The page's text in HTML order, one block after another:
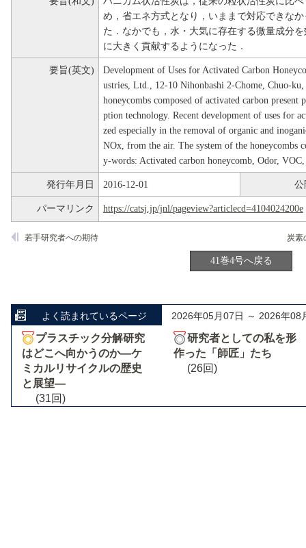
め，省エネ方式となり，いままで対応できな
た．なかでも，水・大気に存在する微量成分
に大きく貢献するようになった．
要旨(英文)
Development of Uses for Activated Carbon
ustries, Ltd., 12-10 Nihonbashi 2-Chome, Chuo-
honeycombs composed of activated carbon
ption technology. Recent development of uses for
zed especially in the removal of organic and
NOx, from the air. The system of the honeycombs
y-words: Activated carbon honeycomb, Odor,
発行年月日 2016-12-01 公
パーマリンク https://catsj.jp/jnl/pageview?articlecd=4104024200e
若手研究者への期待
41巻4号へ戻る
よく読まれているページ 2026年05月07日 ～ 2026年08
プラスチック分解研究
はどこへ向かうのか―ケ
ミカルリサイクルの歴史
と展望―
(31回)
研究者としての私を形
作った「師匠」たち
(26回)